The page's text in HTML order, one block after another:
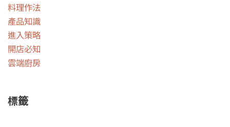
料理作法
產品知識
進入策略
開店必知
雲端廚房
標籤